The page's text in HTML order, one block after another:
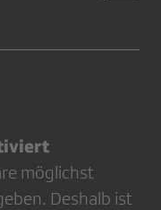
möglichst
Deshalb ist